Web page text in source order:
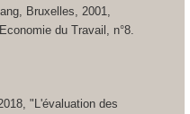
Bruxelles, 2001,
du Travail, n°8.
"L'évaluation des